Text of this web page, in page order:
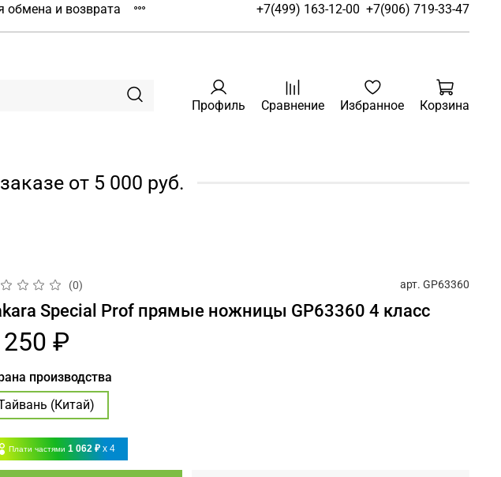
обмена и возврата +7(499) 163-12-00 +7(906) 719-33-47
Профиль Сравнение Избранное Корзина
от 5 000 руб.
(0) арт. GP63360
Special Prof прямые ножницы GP63360 4 класс
₽
производства
(Китай)
Плати частями 1 062 ₽ x 4